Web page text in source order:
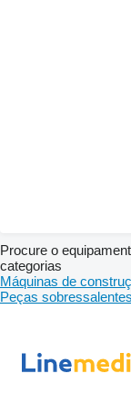
Procure o
categorias
Máquinas de
Peças sobressalentes